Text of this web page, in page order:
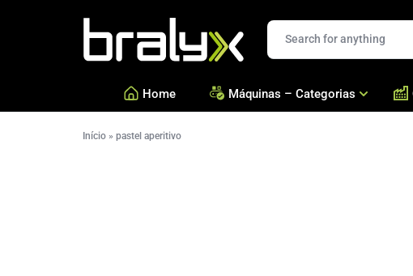
Home Máquinas – Categorias
Início » pastel aperitivo